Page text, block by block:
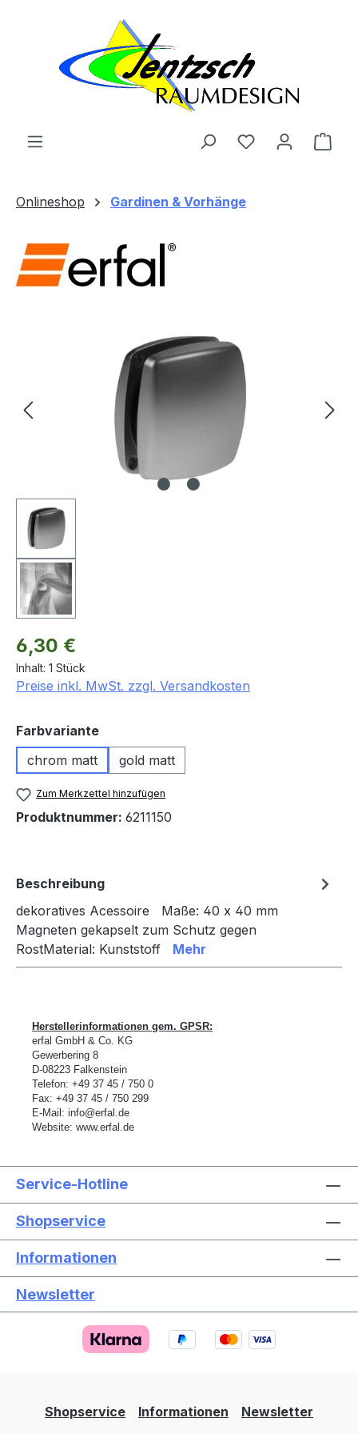
Zum Hauptinhalt springen
Onlineshop Gardinen & Vorhänge
Regulärer Preis:
6,30 €
Inhalt: 1 Stück
Preise inkl. MwSt. zzgl. Versandkosten
Farbvarianteauswählen
chrom matt
gold matt
Zum Merkzettel hinzufügen
Produktnummer: 6211150
Beschreibung
dekoratives Acessoire Maße: 40 x 40 mm
Magneten gekapselt zum Schutz gegen
RostMaterial: Kunststoff Mehr
Herstellerinformationen gem. GPSR:
erfal GmbH & Co. KG
Gewerbering 8
D-08223 Falkenstein
Telefon: +49 37 45 / 750 0
Fax: +49 37 45 / 750 299
E-Mail: info@erfal.de
Website: www.erfal.de
Service-Hotline
Shopservice
Informationen
Newsletter
Shopservice Informationen Newsletter
Text vergrößern
Farben invertieren Monochrom